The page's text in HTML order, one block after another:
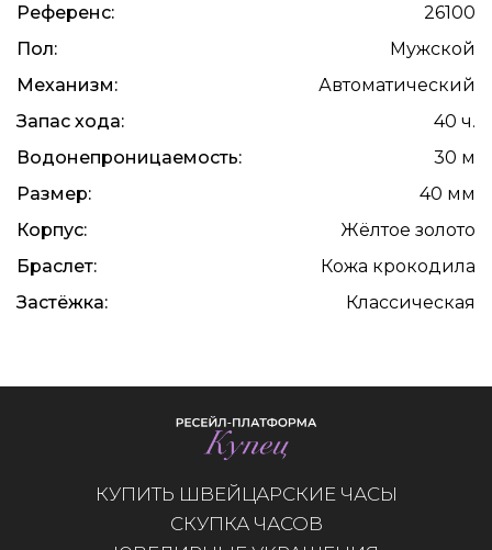
Референс:
26100
Пол:
Мужской
Механизм:
Автоматический
Запас хода:
40 ч.
Водонепроницаемость:
30 м
Размер:
40 мм
Корпус:
Жёлтое золото
Браслет:
Кожа крокодила
Застёжка:
Классическая
КУПИТЬ ШВЕЙЦАРСКИЕ ЧАСЫ
СКУПКА ЧАСОВ